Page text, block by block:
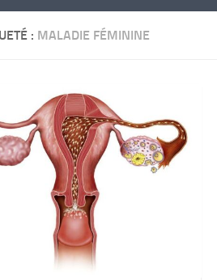
: MALADIE FÉMININE